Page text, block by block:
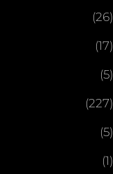
(26)
(17)
(5)
(227)
(5)
(1)